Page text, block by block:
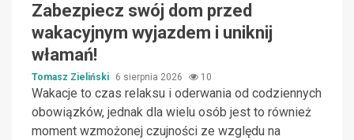
Zabezpiecz swój dom przed
wakacyjnym wyjazdem i uniknij
włamań!
Tomasz Zieliński 6 sierpnia 2026 10
Wakacje to czas relaksu i oderwania od codziennych
obowiązków, jednak dla wielu osób jest to również
moment wzmożonej czujności ze względu na